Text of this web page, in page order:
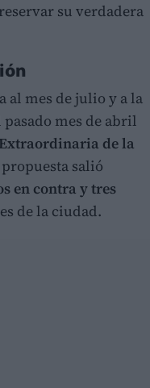
su verdadera
al mes de julio y a la
mes de abril
de la
salió
en contra y tres
de la ciudad.